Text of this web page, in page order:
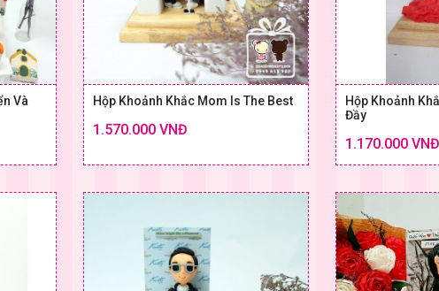
Và
Hộp Khoảnh Khắc Mom Is The Best
1.570.000 VNĐ
Hộp Khoảnh
Đầy
1.170.000 VNĐ